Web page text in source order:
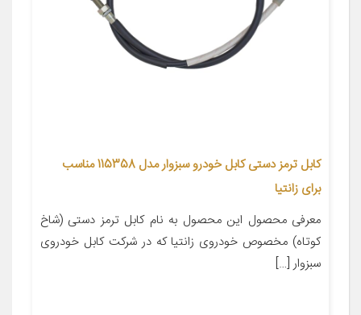
کابل ترمز دستی کابل خودرو سبزوار مدل 115358 مناسب
برای زانتیا
معرفی محصول این محصول به نام کابل ترمز دستی (شاخ
کوتاه) مخصوص خودروی زانتیا که در شرکت کابل خودروی
سبزوار […]